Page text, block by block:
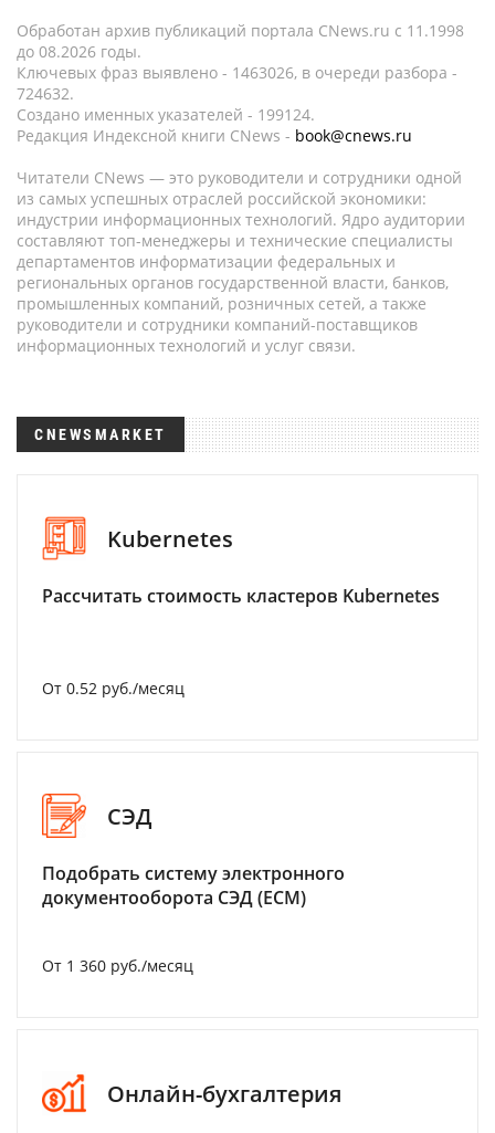
Обработан архив публикаций портала CNews.ru c 11.1998
до 08.2026 годы.
Ключевых фраз выявлено - 1463026, в очереди разбора -
724632.
Создано именных указателей - 199124.
Редакция Индексной книги CNews - book@cnews.ru
Читатели CNews — это руководители и сотрудники одной
из самых успешных отраслей российской экономики:
индустрии информационных технологий. Ядро аудитории
составляют топ-менеджеры и технические специалисты
департаментов информатизации федеральных и
региональных органов государственной власти, банков,
промышленных компаний, розничных сетей, а также
руководители и сотрудники компаний-поставщиков
информационных технологий и услуг связи.
CNEWSMARKET
Kubernetes
Рассчитать стоимость кластеров Kubernetes
От 0.52 руб./месяц
СЭД
Подобрать систему электронного
документооборота СЭД (ECM)
От 1 360 руб./месяц
Онлайн-бухгалтерия